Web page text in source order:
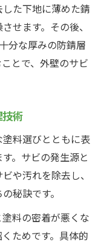
た下地に薄めた錆
せます。その後、
分な厚みの防錆層
とで、外壁のサビ
術
料選びとともに表
。サビの発生源と
や汚れを除去し、
秘訣です。
料の密着が悪くな
ためです。具体的